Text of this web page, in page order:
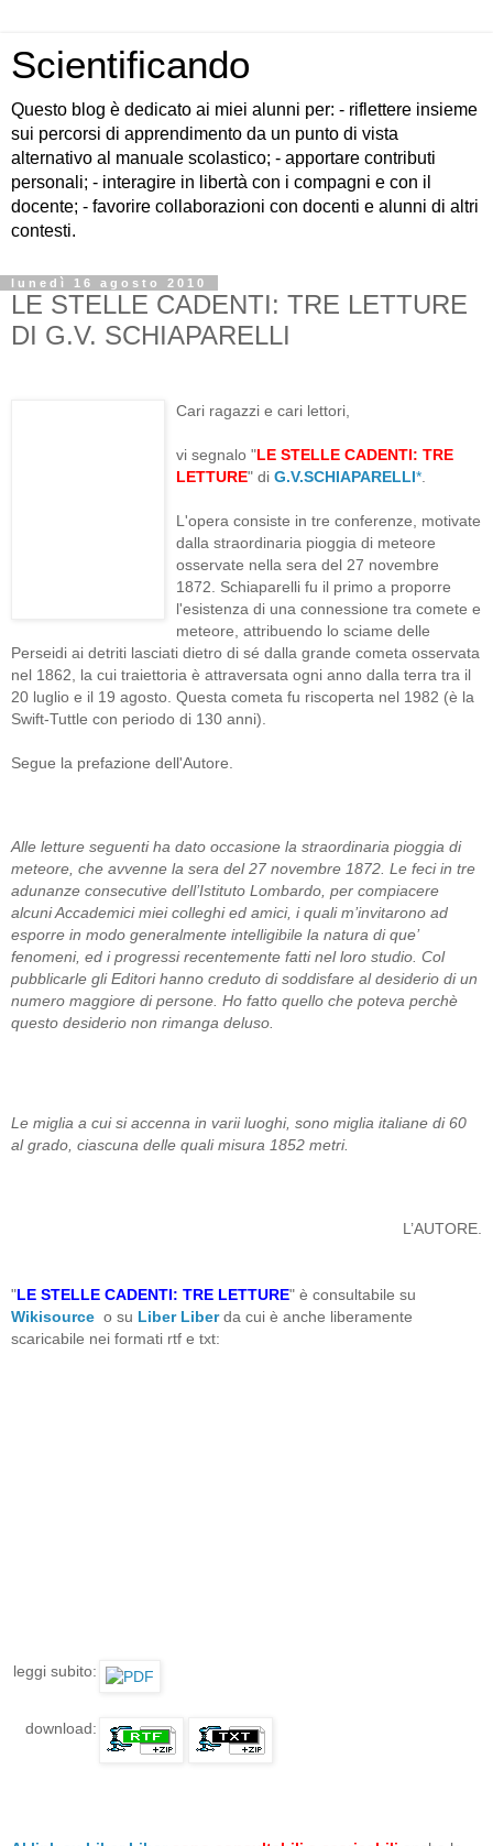
Scientificando
Questo blog è dedicato ai miei alunni per: - riflettere insieme
sui percorsi di apprendimento da un punto di vista
alternativo al manuale scolastico; - apportare contributi
personali; - interagire in libertà con i compagni e con il
docente; - favorire collaborazioni con docenti e alunni di altri
contesti.
lunedì 16 agosto 2010
LE STELLE CADENTI: TRE LETTURE
DI G.V. SCHIAPARELLI
Cari ragazzi e cari lettori,
vi segnalo "LE STELLE CADENTI: TRE
LETTURE" di G.V.SCHIAPARELLI*
L'opera consiste in tre conferenze, motivate
dalla straordinaria pioggia di meteore
osservate nella sera del 27 novembre
1872. Schiaparelli fu il primo a proporre
l'esistenza di una connessione tra comete e
meteore, attribuendo lo sciame delle
Perseidi ai detriti lasciati dietro di sé dalla grande cometa osservata
nel 1862, la cui traiettoria è attraversata ogni anno dalla terra tra il
20 luglio e il 19 agosto. Questa cometa fu riscoperta nel 1982 (è la
Swift-Tuttle con periodo di 130 anni).
Segue la prefazione dell'Autore.
Alle letture seguenti ha dato occasione la straordinaria pioggia di
meteore, che avvenne la sera del 27 novembre 1872. Le feci in tre
adunanze consecutive dell’Istituto Lombardo, per compiacere
alcuni Accademici miei colleghi ed amici, i quali m’invitarono ad
esporre in modo generalmente intelligibile la natura di que’
fenomeni, ed i progressi recentemente fatti nel loro studio. Col
pubblicarle gli Editori hanno creduto di soddisfare al desiderio di un
numero maggiore di persone. Ho fatto quello che poteva perchè
questo desiderio non rimanga deluso.
Le miglia a cui si accenna in varii luoghi, sono miglia italiane di 60
al grado, ciascuna delle quali misura 1852 metri.
L’AUTORE.
"LE STELLE CADENTI: TRE LETTURE" è consultabile su
Wikisource o su Liber Liberda cui è anche liberamente
scaricabile nei formati rtf e txt:
leggi subito:
download: